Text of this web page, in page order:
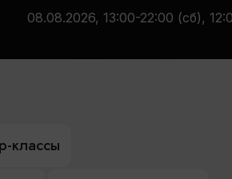
08.08.2026, 13:00-22:00 (сб),
классы